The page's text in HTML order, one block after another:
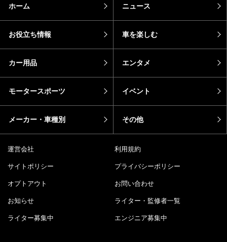
ホーム ニュース
お役立ち情報 車を楽しむ
カー用品 エンタメ
モータースポーツ イベント
メーカー・車種別 その他
運営会社 利用規約
サイトポリシー プライバシーポリシー
オプトアウト お問い合わせ
お知らせ ライター・監修者一覧
ライター募集中 エンジニア募集中